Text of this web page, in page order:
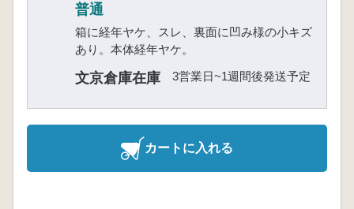
普通
箱に経年ヤケ、スレ、裏面に凹み様の小キズ
あり。本体経年ヤケ。
文京倉庫在庫 3営業日~1週間後発送予定
カートに入れる